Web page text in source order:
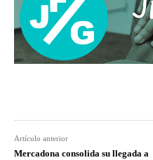
Artículo anterior
Mercadona consolida su llegada a